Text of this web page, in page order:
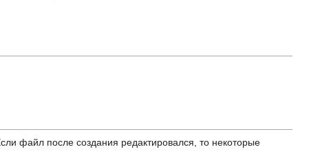
файл после создания редактировался, то некоторые